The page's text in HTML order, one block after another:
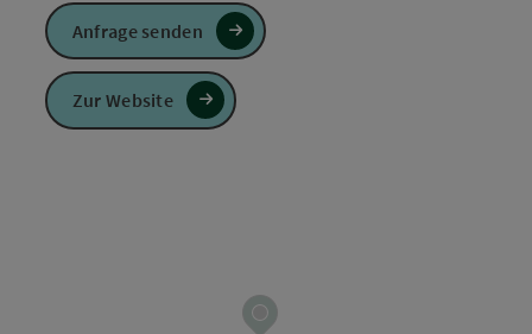
Anfrage senden
Zur Website